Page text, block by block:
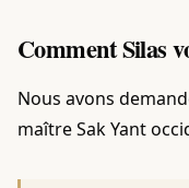
Comment Silas
Nous avons
maître Sak Yant